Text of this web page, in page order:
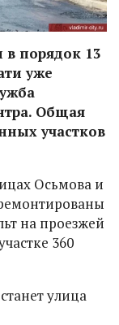
в порядок 13
уже
Общая
участков
Осьмова и
на проезжей
360
улица